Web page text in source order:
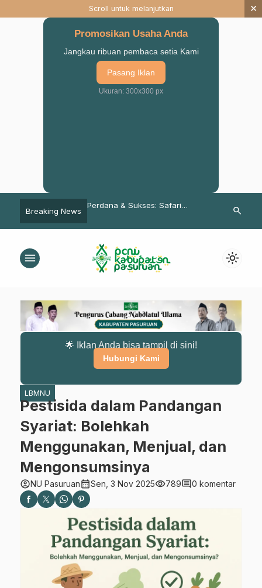
Scroll untuk melanjutkan ×
Promosikan Usaha Anda
Jangkau ribuan pembaca setia Kami
Pasang Iklan
Ukuran: 300x300 px
Breaking News
Perdana & Sukses: Safari
digelar di Winongan & Pasrepan
Ansor NU
Masker dari
search
menu light_mode
🌟 Iklan Anda bisa tampil di sini!
Hubungi Kami
LBMNU
Pestisida dalam Pandangan
Syariat: Bolehkah
Menggunakan, Menjual, dan
Mengonsumsinya
account_circleNU Pasuruancalendar_monthSen, 3 Nov 2025visibility789comment0 komentar